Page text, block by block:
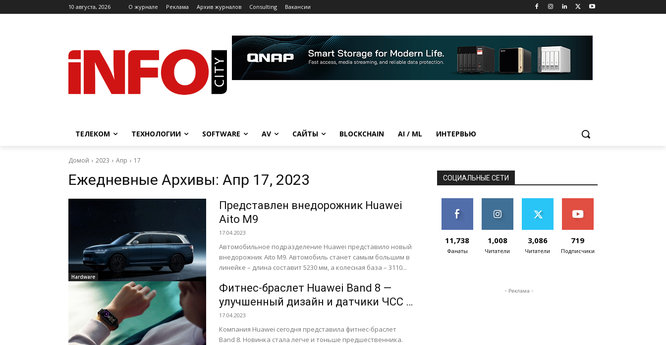
10 августа, 2026 O журнале Реклама Архив журналов Consulting Вакансии
ТЕЛЕКОМ ТЕХНОЛОГИИ SOFTWARE AV САЙТЫ BLOCKCHAIN AI / ML ИНТЕРВЬЮ
Домой 2023 Апр 17
Ежедневные Архивы: Апр 17, 2023
Hardware
Представлен внедорожник Huawei
Aito M9
17.04.2023
Автомобильное подразделение Huawei представило новый
внедорожник Aito M9. Автомобиль станет самым большим в
линейке – длина составит 5230 мм, а колесная база – 3110...
Фитнес-браслет Huawei Band 8 —
улучшенный дизайн и датчики ЧСС и
SpO2
17.04.2023
Компания Huawei сегодня представила фитнес-браслет
Band 8. Новинка стала легче и тоньше предшественника.
СОЦИАЛЬНЫЕ СЕТИ
11,738
Фанаты
1,008
Читатели
3,086
Читатели
719
Подписчики
- Реклама -